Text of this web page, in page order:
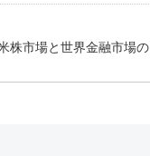
株市場と世界金融市場の